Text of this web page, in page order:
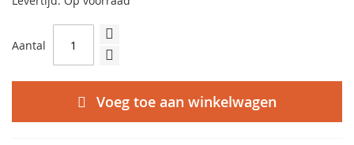
Aantal
Voeg toe aan winkelwagen